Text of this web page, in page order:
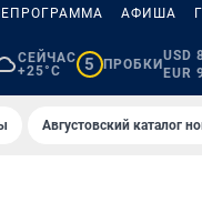
АФИША
СЕЙЧАС
+25°C
5 ПРОБКИ
USD
EUR
Августовский каталог